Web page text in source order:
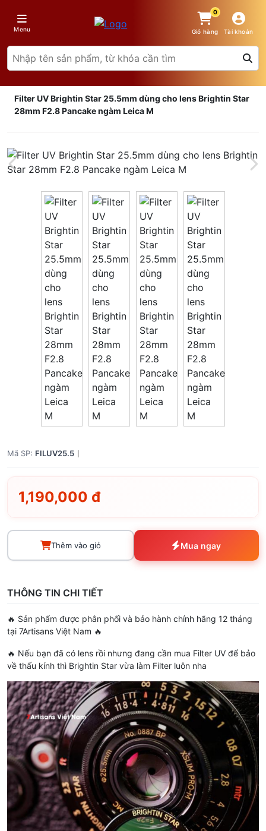
Menu
0
Giỏ hàng Tài khoản
Filter UV Brightin Star 25.5mm dùng cho lens Brightin Star
28mm F2.8 Pancake ngàm Leica M
Mã SP: FILUV25.5
1,190,000 đ
Thêm vào giỏ Mua ngay
THÔNG TIN CHI TIẾT
🔥 Sản phẩm được phân phối và bảo hành chính hãng 12 tháng
tại 7Artisans Việt Nam 🔥
🔥 Nếu bạn đã có lens rồi nhưng đang cần mua Filter UV để bảo
về thấu kính thì Brightin Star vừa làm Filter luôn nha
Giá trên 1SP
Tổng giá